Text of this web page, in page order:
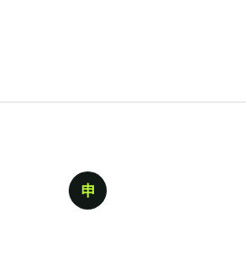
申